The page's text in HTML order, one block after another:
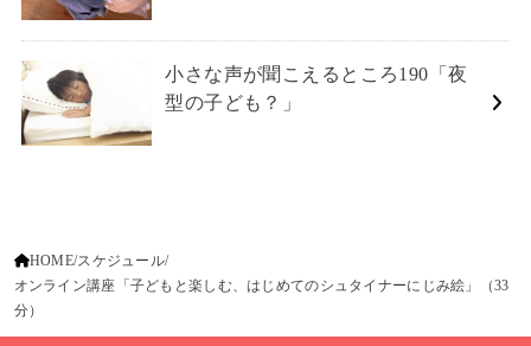
小さな声が聞こえるところ190「夜
型の子ども？」
HOME スケジュール
オンライン講座「子どもと楽しむ、はじめてのシュタイナーにじみ絵」（33
分）